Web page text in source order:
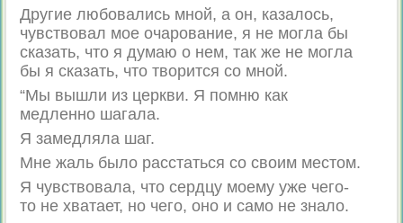
Другие любовались мной, а он, казалось,
чувствовал мое очарование, я не могла бы
сказать, что я думаю о нем, так же не могла
бы я сказать, что творится со мной.
“Мы вышли из церкви. Я помню как
медленно шагала.
Я замедляла шаг.
Мне жаль было расстаться со своим местом.
Я чувствовала, что сердцу моему уже чего-
то не хватает, но чего, оно и само не знало.